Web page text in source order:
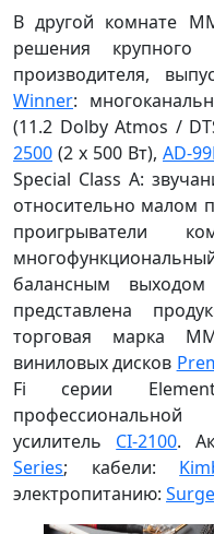
В другой комнате
решения
производителя,
Winner:
(11.2 Dolby Atmos /
2500 (2 х 500 Вт), AD-
Special Class A:
относительно малом
проигрыватели
балансным
представлена
торговая марка
виниловых дисков
Fi серии
усилитель CI-2100.
Series; кабели:
электропитанию: